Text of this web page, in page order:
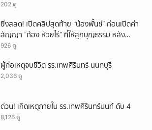
202 ดู
ยิ่งสลด! เปิดคลิปสุดท้าย “น้องพั้นช์” ก่อนเปิดคำ
สัญญา “ก้อง ห้วยไร่” ที่ให้ลูกบุญธรรม หลัง
ลาโลก!
926 ดู
ผู้ก่อเหตุจบชีวิต รร.เทพศิรินทร์ นนทบุรี
2,036 ดู
ด่วน! เกิดเหตุภายใน รร.เทพศิรินทร์นนท์ ดับ 4
8,126 ดู